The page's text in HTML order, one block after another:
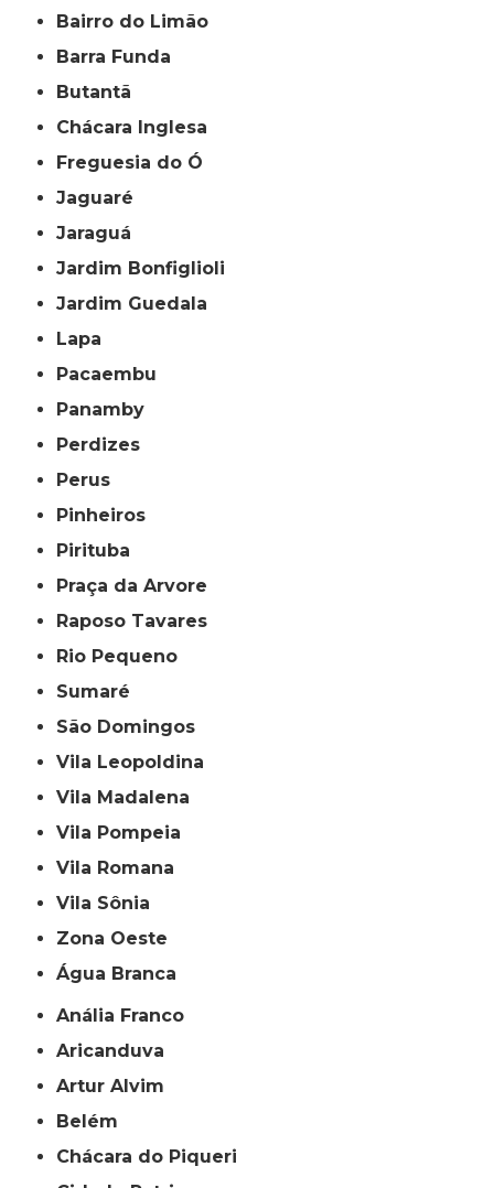
Bairro do Limão
Barra Funda
Butantã
Chácara Inglesa
Freguesia do Ó
Jaguaré
Jaraguá
Jardim Bonfiglioli
Jardim Guedala
Lapa
Pacaembu
Panamby
Perdizes
Perus
Pinheiros
Pirituba
Praça da Arvore
Raposo Tavares
Rio Pequeno
Sumaré
São Domingos
Vila Leopoldina
Vila Madalena
Vila Pompeia
Vila Romana
Vila Sônia
Zona Oeste
Água Branca
Anália Franco
Aricanduva
Artur Alvim
Belém
Chácara do Piqueri